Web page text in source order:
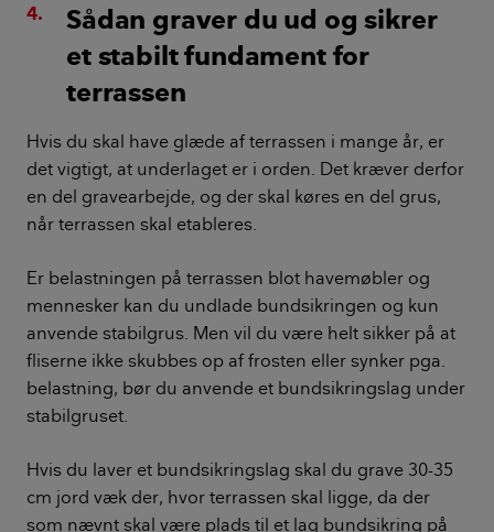
Sådan graver du ud og sikrer
et stabilt fundament for
terrassen
Hvis du skal have glæde af terrassen i mange år, er
det vigtigt, at underlaget er i orden. Det kræver derfor
en del gravearbejde, og der skal køres en del grus,
når terrassen skal etableres.
Er belastningen på terrassen blot havemøbler og
mennesker kan du undlade bundsikringen og kun
anvende stabilgrus. Men vil du være helt sikker på at
fliserne ikke skubbes op af frosten eller synker pga.
belastning, bør du anvende et bundsikringslag under
stabilgruset.
Hvis du laver et bundsikringslag skal du grave 30-35
cm jord væk der, hvor terrassen skal ligge, da der
som nævnt skal være plads til et lag bundsikring på